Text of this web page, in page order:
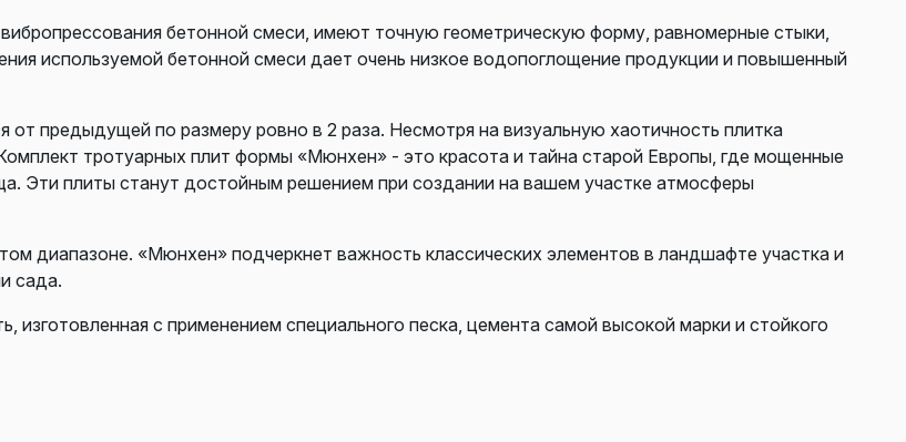
бетонной смеси, имеют точную геометрическую форму, равномерные стыки,
используемой бетонной смеси дает очень низкое водопоглощение продукции и повышенный
от предыдущей по размеру ровно в 2 раза. Несмотря на визуальную хаотичность плитка
тротуарных плит формы «Мюнхен» - это красота и тайна старой Европы, где мощенные
Эти плиты станут достойным решением при создании на вашем участке атмосферы
диапазоне. «Мюнхен» подчеркнет важность классических элементов в ландшафте участка и
сада.
изготовленная с применением специального песка, цемента самой высокой марки и стойкого